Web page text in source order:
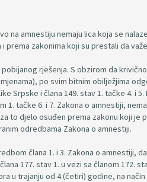
na amnestiju nemaju lica koja se
prema zakonima koji su prestali da
rješenja. S obzirom da
po svim bitnim obilježjima
Srpske i člana 149. stav 1. tačke 4. i
tačke 6. i 7. Zakona o amnestiji,
to djelo osuđen prema zakonu koji je
odredbama Zakona o amnestiji.
člana 1. i 3. Zakona o amnestiji,
177. stav 1. u vezi sa članom 172.
u trajanju od 4 (četiri) godine, na